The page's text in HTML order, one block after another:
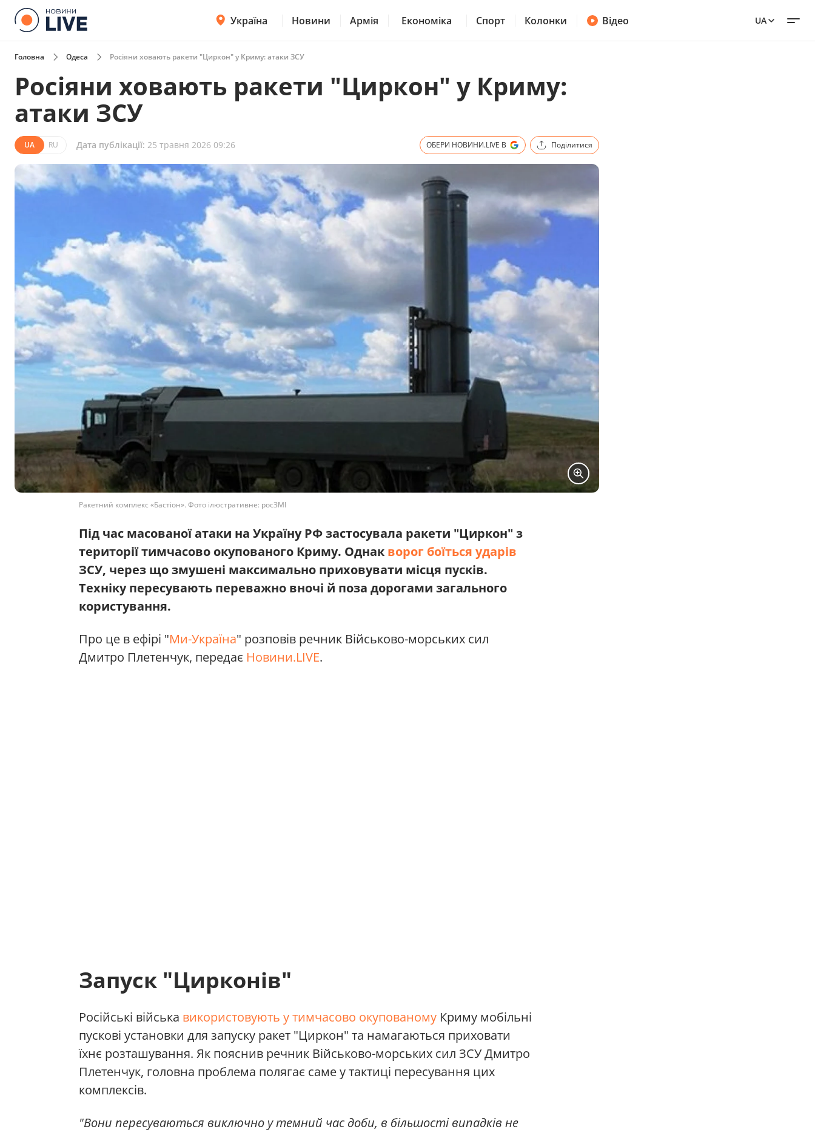
Україна Новини Армія Економіка Спорт Колонки Відео UA
Головна Одеса Росіяни ховають ракети "Циркон" у Криму: атаки ЗСУ
Росіяни ховають ракети "Циркон" у Криму:
атаки ЗСУ
UA RU Дата публікації: 25 травня 2026 09:26 ОБЕРИ НОВИНИ.LIVE В Поділитися
Ракетний комплекс «Бастіон». Фото ілюстративне: росЗМІ
Під час масованої атаки на Україну РФ застосувала ракети "Циркон" з
території тимчасово окупованого Криму. Однак ворог боїться ударів
ЗСУ, через що змушені максимально приховувати місця пусків.
Техніку пересувають переважно вночі й поза дорогами загального
користування.
Про це в ефірі "Ми-Україна" розповів речник Військово-морських сил
Дмитро Плетенчук, передає Новини.LIVE.
Запуск "Цирконів"
Російські війська використовують у тимчасово окупованому Криму мобільні
пускові установки для запуску ракет "Циркон" та намагаються приховати
їхнє розташування. Як пояснив речник Військово-морських сил ЗСУ Дмитро
Плетенчук, головна проблема полягає саме у тактиці пересування цих
комплексів.
"Вони пересуваються виключно у темний час доби, в більшості випадків не